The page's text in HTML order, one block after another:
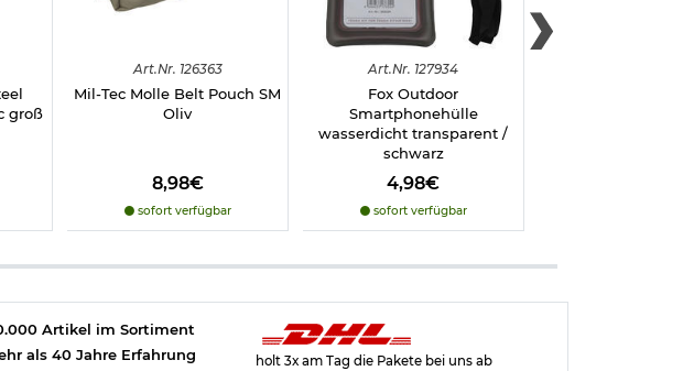
groß
Art.Nr. 126363
Mil-Tec Molle Belt Pouch SM
Oliv
8,98€
sofort verfügbar
Art.Nr. 127934
Fox Outdoor
Smartphonehülle
wasserdicht transparent /
schwarz
4,98€
sofort verfügbar
Artikel im Sortiment
als 40 Jahre Erfahrung
holt 3x am Tag die Pakete bei uns ab